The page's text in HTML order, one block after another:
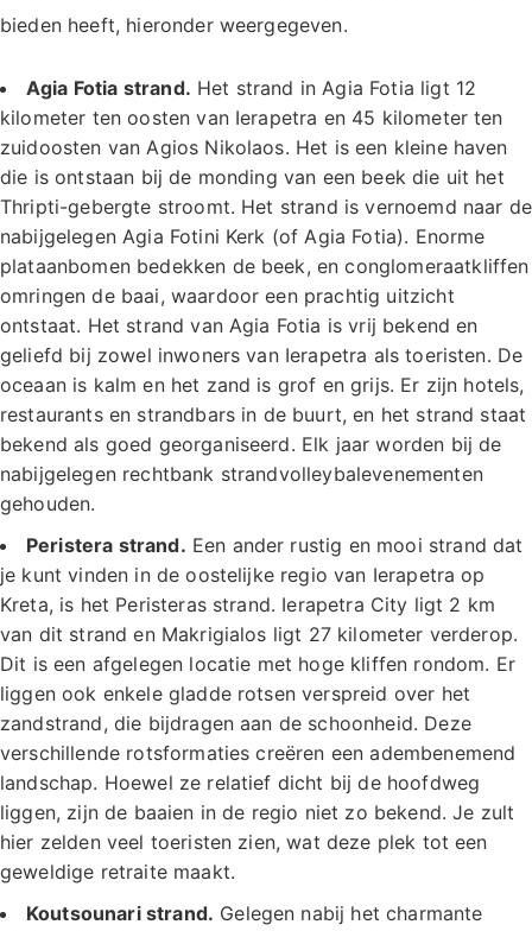
bieden heeft, hieronder weergegeven.
Agia Fotia strand. Het strand in Agia Fotia ligt 12
kilometer ten oosten van Ierapetra en 45 kilometer ten
zuidoosten van Agios Nikolaos. Het is een kleine haven
die is ontstaan bij de monding van een beek die uit het
Thripti-gebergte stroomt. Het strand is vernoemd naar de
nabijgelegen Agia Fotini Kerk (of Agia Fotia). Enorme
plataanbomen bedekken de beek, en conglomeraatkliffen
omringen de baai, waardoor een prachtig uitzicht
ontstaat. Het strand van Agia Fotia is vrij bekend en
geliefd bij zowel inwoners van Ierapetra als toeristen. De
oceaan is kalm en het zand is grof en grijs. Er zijn hotels,
restaurants en strandbars in de buurt, en het strand staat
bekend als goed georganiseerd. Elk jaar worden bij de
nabijgelegen rechtbank strandvolleybalevenementen
gehouden.
Peristera strand. Een ander rustig en mooi strand dat
je kunt vinden in de oostelijke regio van Ierapetra op
Kreta, is het Peristeras strand. Ierapetra City ligt 2 km
van dit strand en Makrigialos ligt 27 kilometer verderop.
Dit is een afgelegen locatie met hoge kliffen rondom. Er
liggen ook enkele gladde rotsen verspreid over het
zandstrand, die bijdragen aan de schoonheid. Deze
verschillende rotsformaties creëren een adembenemend
landschap. Hoewel ze relatief dicht bij de hoofdweg
liggen, zijn de baaien in de regio niet zo bekend. Je zult
hier zelden veel toeristen zien, wat deze plek tot een
geweldige retraite maakt.
Koutsounari strand. Gelegen nabij het charmante